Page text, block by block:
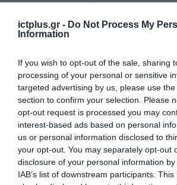
ictplus.gr - Do Not Process My
Information
If you wish to opt-out of the sale, sharing
processing of your personal or sensitive
targeted advertising by us, please use
section to confirm your selection. Please
opt-out request is processed you may
interest-based ads based on personal
us or personal information disclosed to
your opt-out. You may separately opt-out
disclosure of your personal information
IAB’s list of downstream participants.
πραγματοποιείται εξ
και περιοχή.
Οι ομάδες θα
πραγματοποιήσουν την
παρουσίαση στις14
Οι ομάδες δεσμεύονται
μετοχικό κεφάλαιο 5%της
θα ιδρύσουν ως